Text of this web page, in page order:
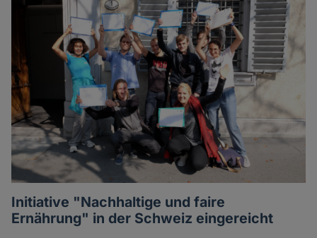
Initiative "Nachhaltige und faire
Ernährung" in der Schweiz eingereicht